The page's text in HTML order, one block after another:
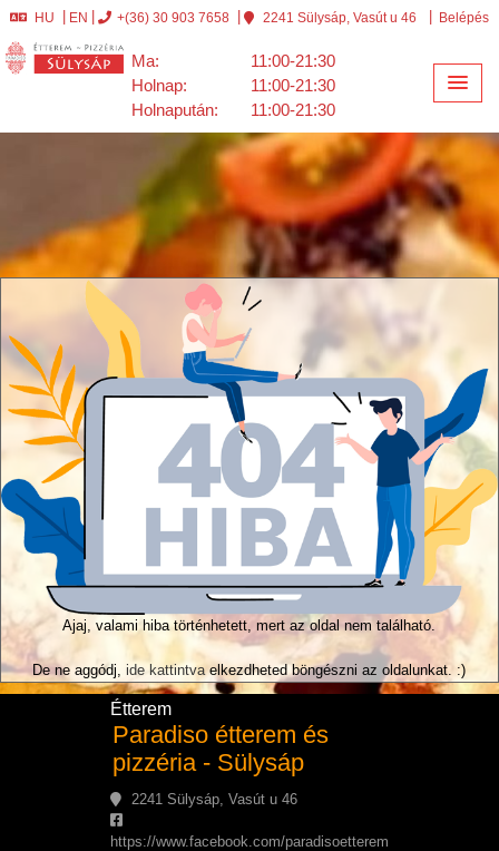
HU EN +(36) 30 903 7658 2241 Sülysáp, Vasút u 46 Belépés
Ma:
11:00-21:30
Holnap:
11:00-21:30
Holnapután:
11:00-21:30
Ajaj, valami hiba történhetett, mert az oldal nem található.
De ne aggódj,ide kattintvaelkezdheted böngészni az oldalunkat. :)
Étterem
Paradiso étterem és
pizzéria - Sülysáp
2241 Sülysáp, Vasút u 46
https://www.facebook.com/paradisoetterem